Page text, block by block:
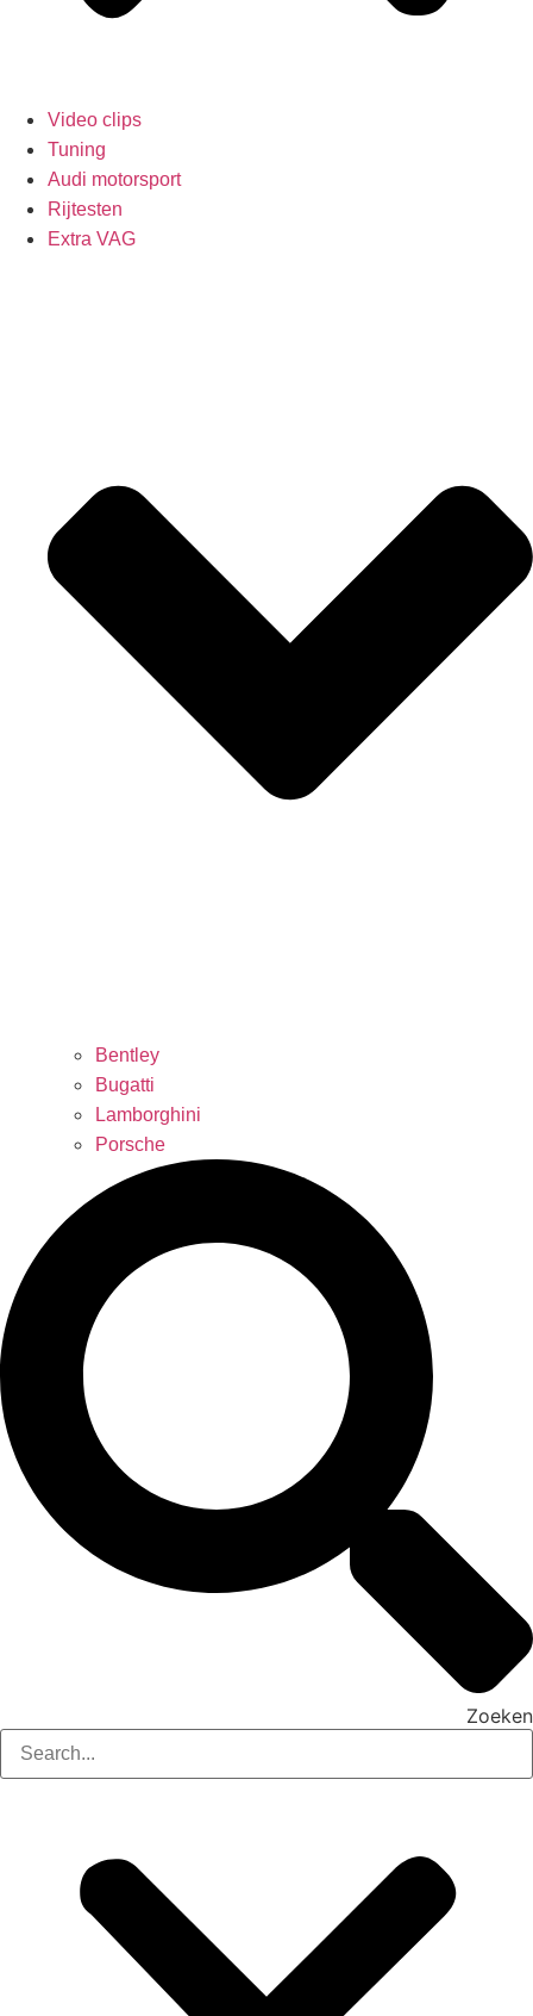
Video clips
Tuning
Audi motorsport
Rijtesten
Extra VAG
Bentley
Bugatti
Lamborghini
Porsche
Zoeken